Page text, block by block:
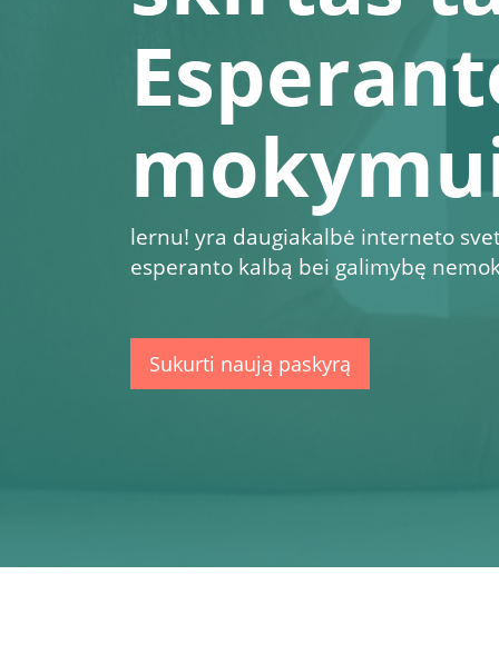
lernu! yra daugiakalbė interneto
esperanto kalbą bei galimybę
Sukurti naują paskyrą